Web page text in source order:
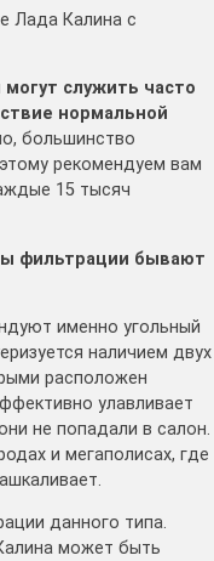
Лада Калина с
служить часто
нормальной
большинство
рекомендуем вам
15 тысяч
фильтрации бывают
именно угольный
наличием двух
расположен
улавливает
не попадали в салон.
и мегаполисах, где
данного типа.
может быть